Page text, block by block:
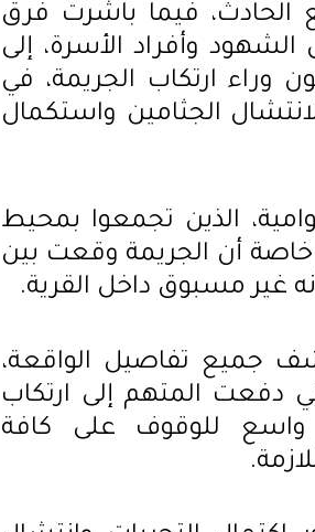
الحادث، فيما باشرت فرق
وأفراد الأسرة، إلى
وراء ارتكاب الجريمة، في
الجثامين واستكمال
الذين تجمعوا بمحيط
أن الجريمة وقعت بين
غير مسبوق داخل القرية.
جميع تفاصيل الواقعة،
دفعت المتهم إلى ارتكاب
واسع للوقوف على كافة